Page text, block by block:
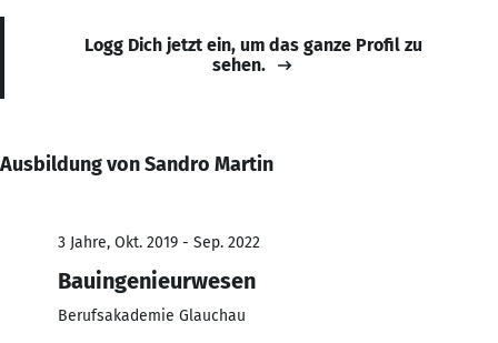
Logg Dich jetzt ein, um das ganze Profil zu
sehen.
Ausbildung von Sandro Martin
3 Jahre, Okt. 2019 - Sep. 2022
Bauingenieurwesen
Berufsakademie Glauchau